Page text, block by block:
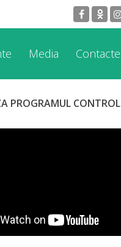
Media Contacte
PROGRAMUL CONTROL